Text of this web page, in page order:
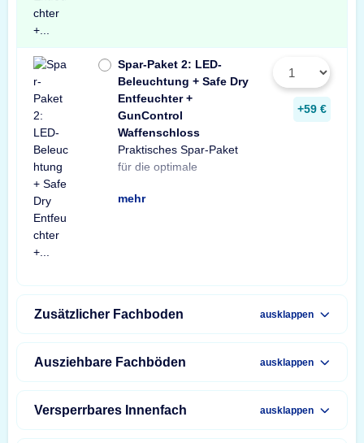
Spar-Paket 2: LED-
Beleuchtung + Safe Dry
Entfeuchter +
GunControl
Waffenschloss
Praktisches Spar-Paket
für die optimale
Ausstattung Ihres
Waffenschranks. Das
Spar-Paket besteht aus
einer X-Light LED-
Tresorbeleuchtung mit
Bewegungssensor, einem
Safe Dry Entfeuchter für
Schränke und Tresore
sowie einem GunControl
Waffenschloss. Profitieren
Sie von dem
unschlagbaren
mehr
+59 €
Zusätzlicher Fachboden ausklappen
Ausziehbare Fachböden ausklappen
Versperrbares Innenfach ausklappen